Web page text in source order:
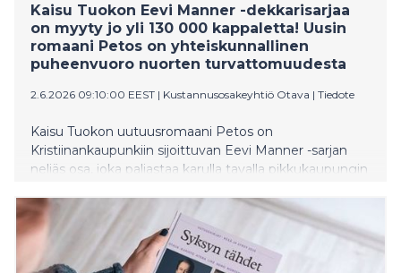
Kaisu Tuokon Eevi Manner -dekkarisarjaa
on myyty jo yli 130 000 kappaletta! Uusin
romaani Petos on yhteiskunnallinen
puheenvuoro nuorten turvattomuudesta
2.6.2026 09:10:00 EEST | Kustannusosakeyhtiö Otava | Tiedote
Kaisu Tuokon uutuusromaani Petos on
Kristiinankaupunkiin sijoittuvan Eevi Manner -sarjan
neljäs osa, joka paljastaa karulla tavalla pikkukaupungin
rikosjuonen rinnalla Petos on traaginen kertomus siitä,
miten alaikäinen nuori voi jäädä yksin yhteiskunnan